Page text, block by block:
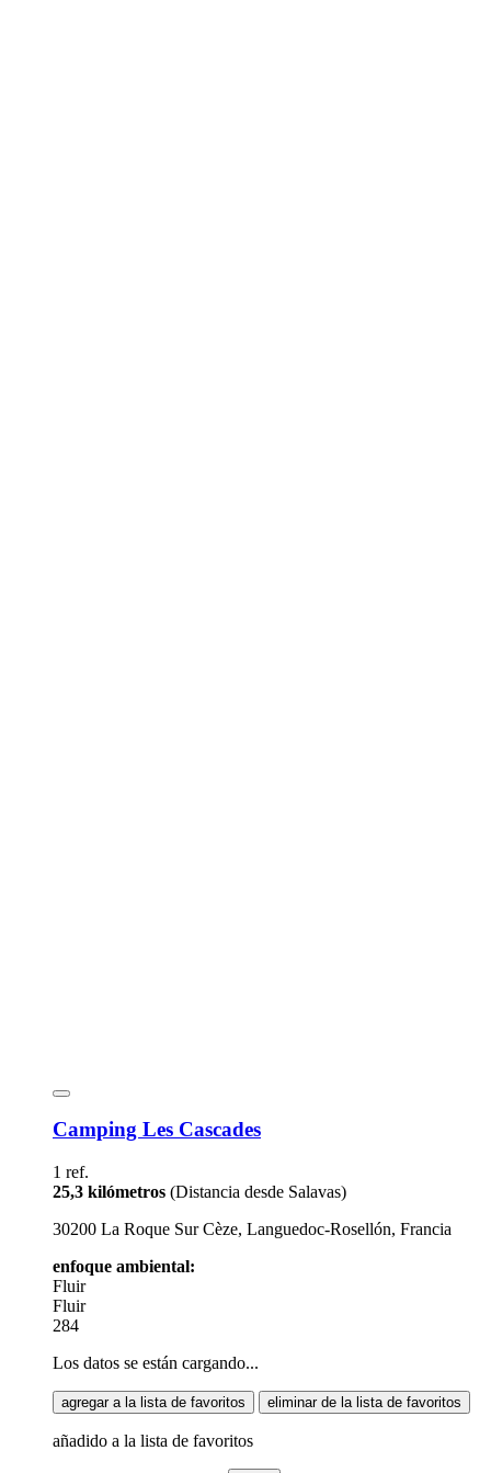
Camping Les Cascades
1 ref.
25,3 kilómetros (Distancia desde Salavas)
30200 La Roque Sur Cèze, Languedoc-Rosellón, Francia
enfoque ambiental:
Fluir
Fluir
284
Los datos se están cargando...
agregar a la lista de favoritos eliminar de la lista de favoritos
añadido a la lista de favoritos